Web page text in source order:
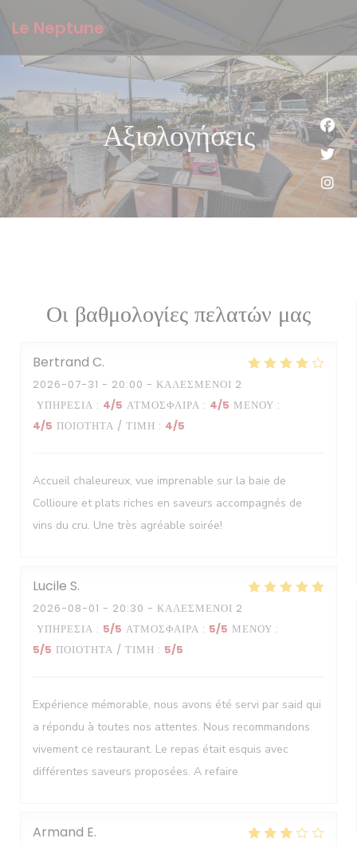
Le Neptune
Αξιολογήσεις
Οι βαθμολογίες πελατών μας
Bertrand C
2026-07-31 - 20:00 - ΚΑΛΕΣΜΈΝΟΙ 2
ΥΠΗΡΕΣΊΑ : 4/5 ΑΤΜΌΣΦΑΙΡΑ : 4/5 ΜΕΝΟΎ :
4/5 ΠΟΙΌΤΗΤΑ / ΤΙΜΉ : 4/5
Accueil chaleureux, vue imprenable sur la baie de
Collioure et plats riches en saveurs accompagnés de
vins du cru. Une très agréable soirée!
Lucile S
2026-08-01 - 20:30 - ΚΑΛΕΣΜΈΝΟΙ 2
ΥΠΗΡΕΣΊΑ : 5/5 ΑΤΜΌΣΦΑΙΡΑ : 5/5 ΜΕΝΟΎ :
5/5 ΠΟΙΌΤΗΤΑ / ΤΙΜΉ : 5/5
Expérience mémorable, nous avons été servi par said qui
a répondu à toutes nos attentes. Nous recommandons
vivement ce restaurant. Le repas était esquis avec
différentes saveurs proposées. A refaire
Armand E